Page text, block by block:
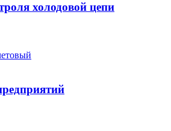
холодовой цепи